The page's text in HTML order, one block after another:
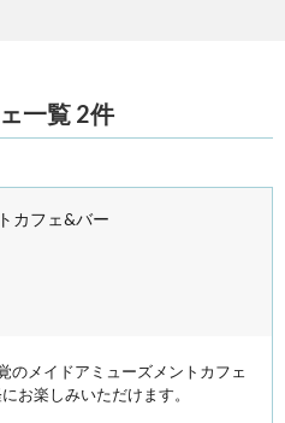
一覧 2件
カフェ&バー
のメイドアミューズメントカフェ
お楽しみいただけます。